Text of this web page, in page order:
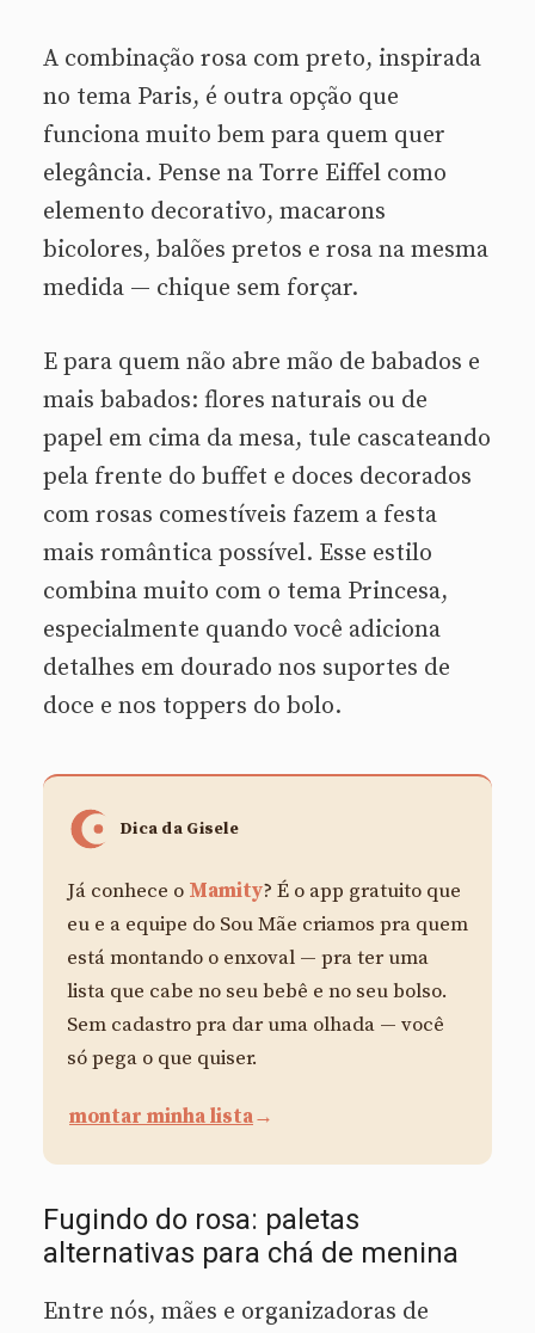
A combinação rosa com preto, inspirada
no tema Paris, é outra opção que
funciona muito bem para quem quer
elegância. Pense na Torre Eiffel como
elemento decorativo, macarons
bicolores, balões pretos e rosa na mesma
medida — chique sem forçar.
E para quem não abre mão de babados e
mais babados: flores naturais ou de
papel em cima da mesa, tule cascateando
pela frente do buffet e doces decorados
com rosas comestíveis fazem a festa
mais romântica possível. Esse estilo
combina muito com o tema Princesa,
especialmente quando você adiciona
detalhes em dourado nos suportes de
doce e nos toppers do bolo.
Dica da Gisele
Já conhece o Mamity? É o app gratuito que
eu e a equipe do Sou Mãe criamos pra quem
está montando o enxoval — pra ter uma
lista que cabe no seu bebê e no seu bolso.
Sem cadastro pra dar uma olhada — você
só pega o que quiser.
montar minha lista→
Fugindo do rosa: paletas
alternativas para chá de menina
Entre nós, mães e organizadoras de